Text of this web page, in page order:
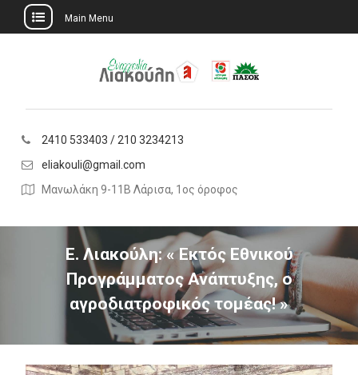
Main Menu
2410 533403 / 210 3234213
eliakouli@gmail.com
Μανωλάκη 9-11Β Λάρισα, 1ος όροφος
Ε. Λιακούλη: « Εκτός Εθνικού
Προγράμματος Ανάπτυξης, ο
αγροδιατροφικός τομέας! »